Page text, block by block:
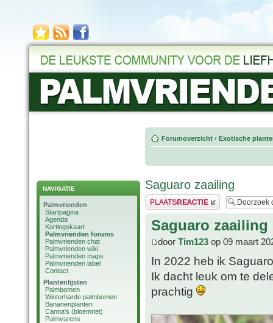
NAVIGATIE
Palmvrienden
Startpagina
Agenda
Kortingskaart
Palmvrienden forums
Palmvrienden chat
Palmvrienden wiki
Palmvrienden maps
Palmvrienden label
Contact
Plantenlijsten
Palmbomen
Winterharde palmbomen
Bananenplanten
Canna's (bloemriet)
Palmvarens
Forumoverzicht ‹ Exotische
Saguaro zaailing
Plaats een reactie
Saguaro zaailing
door Tim123 op 09 maart
In 2022 heb ik
Ik dacht leuk om te
prachtig